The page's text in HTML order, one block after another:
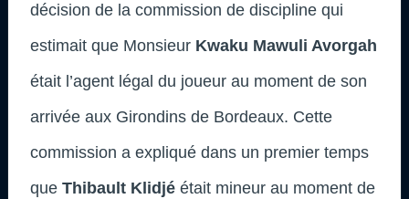
décision de la commission de discipline qui
estimait que Monsieur Kwaku Mawuli Avorgah
était l’agent légal du joueur au moment de son
arrivée aux Girondins de Bordeaux. Cette
commission a expliqué dans un premier temps
que Thibault Klidjé était mineur au moment de